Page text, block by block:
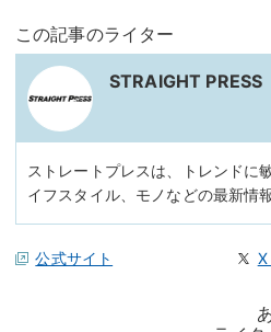
この記事のライター
STRAIGHT PRESS
ストレートプレスは、トレンドに
イフスタイル、モノなどの最新情
公式サイト X